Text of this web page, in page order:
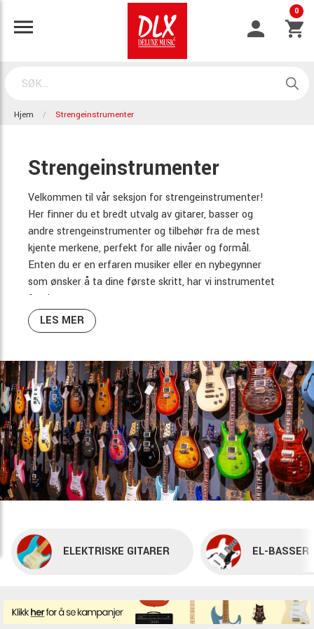
0
Hjem Strengeinstrumenter
Strengeinstrumenter
Velkommen til vår seksjon for strengeinstrumenter!
Her finner du et bredt utvalg av gitarer, basser og
andre strengeinstrumenter og tilbehør fra de mest
kjente merkene, perfekt for alle nivåer og formål.
Enten du er en erfaren musiker eller en nybegynner
som ønsker å ta dine første skritt, har vi instrumentet
for deg.
LES MER
ELEKTRISKE GITARER EL-BASSER